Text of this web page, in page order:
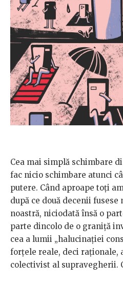
Cea mai simplă schimbare
fac nicio schimbare atunci
putere. Când aproape toți
după ce două decenii fusese
noastră, niciodată însă o
parte dincolo de o graniță
cea a lumii „halucinației
forțele reale, deci raționale,
colectivist al supravegherii.